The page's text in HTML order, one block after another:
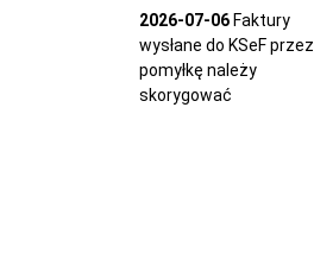
2026-07-06 Faktury
wysłane do KSeF przez
pomyłkę należy
skorygować